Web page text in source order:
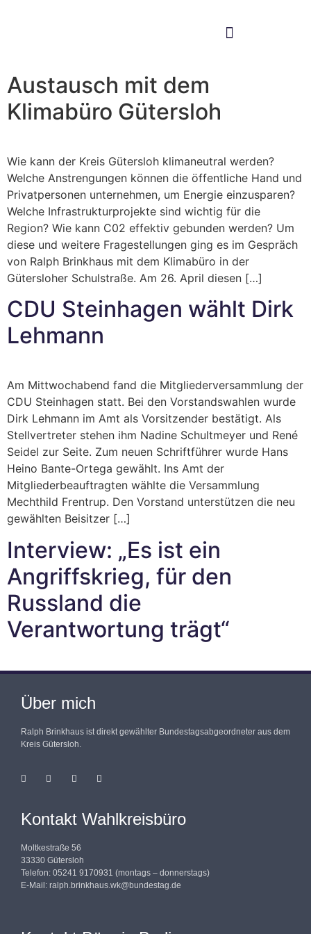
Austausch mit dem
Klimabüro Gütersloh
Wie kann der Kreis Gütersloh klimaneutral werden?
Welche Anstrengungen können die öffentliche Hand und
Privatpersonen unternehmen, um Energie einzusparen?
Welche Infrastrukturprojekte sind wichtig für die
Region? Wie kann C02 effektiv gebunden werden? Um
diese und weitere Fragestellungen ging es im Gespräch
von Ralph Brinkhaus mit dem Klimabüro in der
Gütersloher Schulstraße. Am 26. April diesen […]
CDU Steinhagen wählt Dirk
Lehmann
Am Mittwochabend fand die Mitgliederversammlung der
CDU Steinhagen statt. Bei den Vorstandswahlen wurde
Dirk Lehmann im Amt als Vorsitzender bestätigt. Als
Stellvertreter stehen ihm Nadine Schultmeyer und René
Seidel zur Seite. Zum neuen Schriftführer wurde Hans
Heino Bante-Ortega gewählt. Ins Amt der
Mitgliederbeauftragten wählte die Versammlung
Mechthild Frentrup. Den Vorstand unterstützen die neu
gewählten Beisitzer […]
Interview: „Es ist ein
Angriffskrieg, für den
Russland die
Verantwortung trägt“
Über mich
Ralph Brinkhaus ist direkt gewählter Bundestagsabgeordneter aus dem
Kreis Gütersloh.
Kontakt Wahlkreisbüro
Moltkestraße 56
33330 Gütersloh
Telefon: 05241 9170931 (montags – donnerstags)
E-Mail: ralph.brinkhaus.wk@bundestag.de